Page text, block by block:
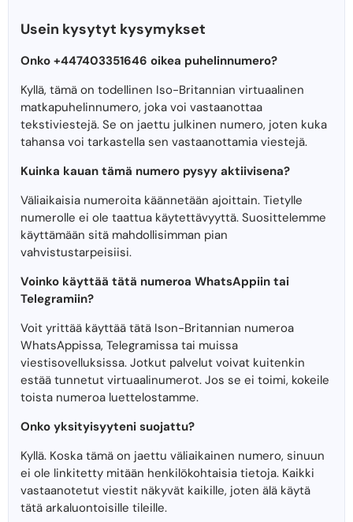
Usein kysytyt kysymykset
Onko +447403351646 oikea puhelinnumero?
Kyllä, tämä on todellinen Iso-Britannian virtuaalinen
matkapuhelinnumero, joka voi vastaanottaa
tekstiviestejä. Se on jaettu julkinen numero, joten kuka
tahansa voi tarkastella sen vastaanottamia viestejä.
Kuinka kauan tämä numero pysyy aktiivisena?
Väliaikaisia ​​numeroita käännetään ajoittain. Tietylle
numerolle ei ole taattua käytettävyyttä. Suosittelemme
käyttämään sitä mahdollisimman pian
vahvistustarpeisiisi.
Voinko käyttää tätä numeroa WhatsAppiin tai
Telegramiin?
Voit yrittää käyttää tätä Ison-Britannian numeroa
WhatsAppissa, Telegramissa tai muissa
viestisovelluksissa. Jotkut palvelut voivat kuitenkin
estää tunnetut virtuaalinumerot. Jos se ei toimi, kokeile
toista numeroa luettelostamme.
Onko yksityisyyteni suojattu?
Kyllä. Koska tämä on jaettu väliaikainen numero, sinuun
ei ole linkitetty mitään henkilökohtaisia ​​tietoja. Kaikki
vastaanotetut viestit näkyvät kaikille, joten älä käytä
tätä arkaluontoisille tileille.